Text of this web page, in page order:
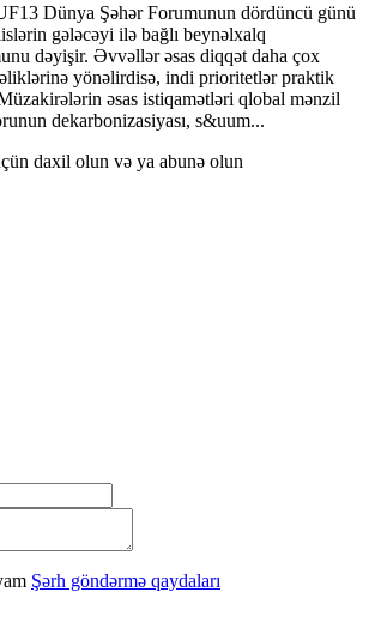
Dünya Şəhər Forumunun dördüncü günü
gələcəyi ilə bağlı beynəlxalq
dəyişir. Əvvəllər əsas diqqət daha çox
yönəlirdisə, indi prioritetlər praktik
əsas istiqamətləri qlobal mənzil
dekarbonizasiyası, s&uum...
daxil olun və ya abunə olun
Şərh göndərmə qaydaları